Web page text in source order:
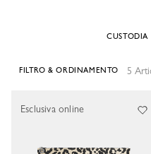
CUSTODIA
5
FILTRO & ORDINAMENTO
Esclusiva online